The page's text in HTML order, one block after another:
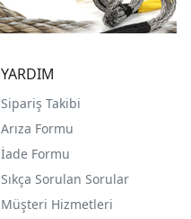
YARDIM
Sipariş Takibi
Arıza Formu
İade Formu
Sıkça Sorulan Sorular
Müşteri Hizmetleri